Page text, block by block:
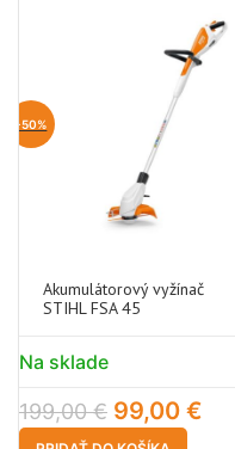
-50%
Akumulátorový vyžínač
STIHL FSA 45
Na sklade
199,00€ 99,00 €